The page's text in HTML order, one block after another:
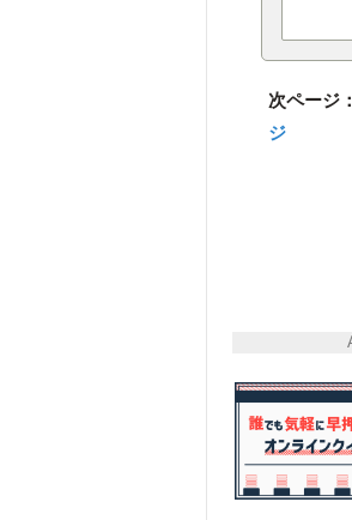
次ページ：
ジ